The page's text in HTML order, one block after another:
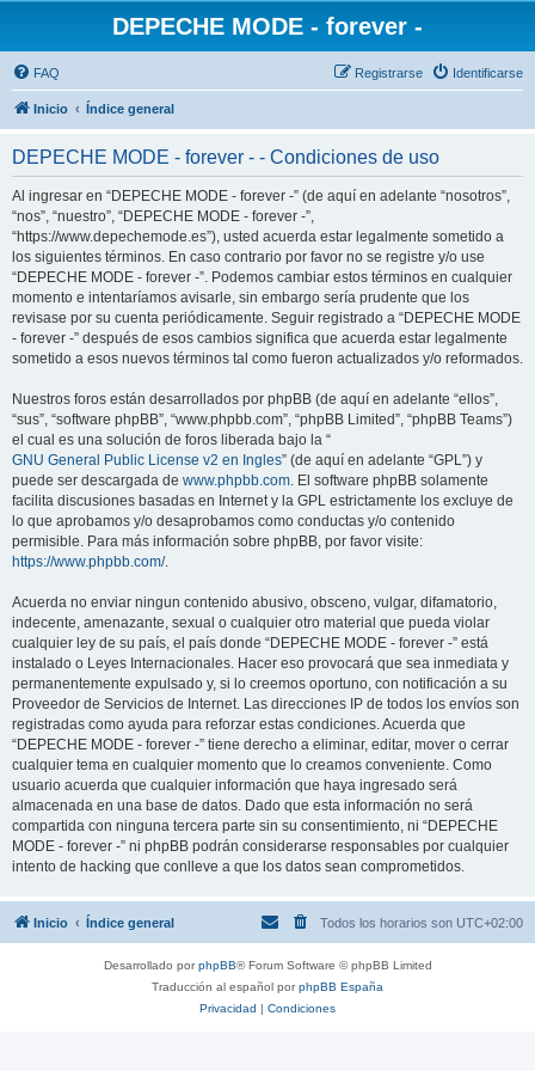
DEPECHE MODE - forever -
FAQ Identificarse
Registrarse
Inicio Índice general
DEPECHE MODE - forever - - Condiciones de uso
Al ingresar en “DEPECHE MODE - forever -” (de aquí en adelante “nosotros”,
“nos”, “nuestro”, “DEPECHE MODE - forever -”,
“https://www.depechemode.es”), usted acuerda estar legalmente sometido a
los siguientes términos. En caso contrario por favor no se registre y/o use
“DEPECHE MODE - forever -”. Podemos cambiar estos términos en cualquier
momento e intentaríamos avisarle, sin embargo sería prudente que los
revisase por su cuenta periódicamente. Seguir registrado a “DEPECHE MODE
- forever -” después de esos cambios significa que acuerda estar legalmente
sometido a esos nuevos términos tal como fueron actualizados y/o reformados.
Nuestros foros están desarrollados por phpBB (de aquí en adelante “ellos”,
“sus”, “software phpBB”, “www.phpbb.com”, “phpBB Limited”, “phpBB Teams”)
el cual es una solución de foros liberada bajo la “
GNU General Public License v2 en Ingles” (de aquí en adelante “GPL”) y
puede ser descargada de www.phpbb.com. El software phpBB solamente
facilita discusiones basadas en Internet y la GPL estrictamente los excluye de
lo que aprobamos y/o desaprobamos como conductas y/o contenido
permisible. Para más información sobre phpBB, por favor visite:
https://www.phpbb.com/.
Acuerda no enviar ningun contenido abusivo, obsceno, vulgar, difamatorio,
indecente, amenazante, sexual o cualquier otro material que pueda violar
cualquier ley de su país, el país donde “DEPECHE MODE - forever -” está
instalado o Leyes Internacionales. Hacer eso provocará que sea inmediata y
permanentemente expulsado y, si lo creemos oportuno, con notificación a su
Proveedor de Servicios de Internet. Las direcciones IP de todos los envíos son
registradas como ayuda para reforzar estas condiciones. Acuerda que
“DEPECHE MODE - forever -” tiene derecho a eliminar, editar, mover o cerrar
cualquier tema en cualquier momento que lo creamos conveniente. Como
usuario acuerda que cualquier información que haya ingresado será
almacenada en una base de datos. Dado que esta información no será
compartida con ninguna tercera parte sin su consentimiento, ni “DEPECHE
MODE - forever -” ni phpBB podrán considerarse responsables por cualquier
intento de hacking que conlleve a que los datos sean comprometidos.
Inicio Índice general Todos los horarios son UTC+02:00
Desarrollado porphpBB® Forum Software © phpBB Limited
Traducción al español porphpBB España
Privacidad | Condiciones